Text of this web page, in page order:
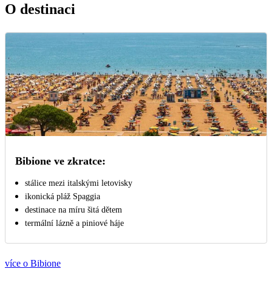
O destinaci
Bibione ve zkratce:
stálice mezi italskými letovisky
ikonická pláž Spaggia
destinace na míru šitá dětem
termální lázně a piniové háje
více o Bibione